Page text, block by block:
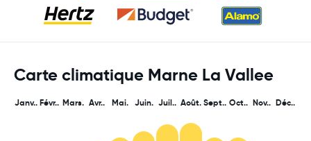
Carte climatique Marne La Vallee
Janv.. Févr.. Mars. Avr.. Mai. Juin. Juil.. Août. Sept.. Oct.. Nov.. Déc..